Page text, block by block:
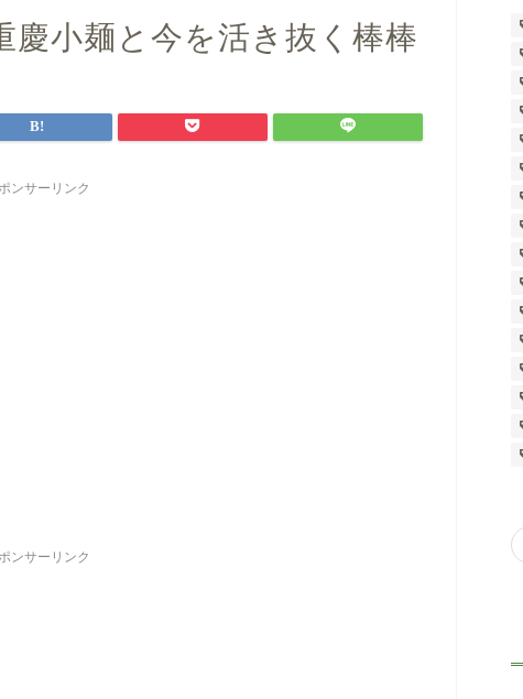
慶小麺と今を活き抜く棒棒
ンサーリンク
ンサーリンク